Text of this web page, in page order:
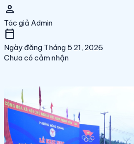
person
Tác giả Admin
calendar_today
Ngày đăng Tháng 5 21, 2026
Chưa có cảm nhận